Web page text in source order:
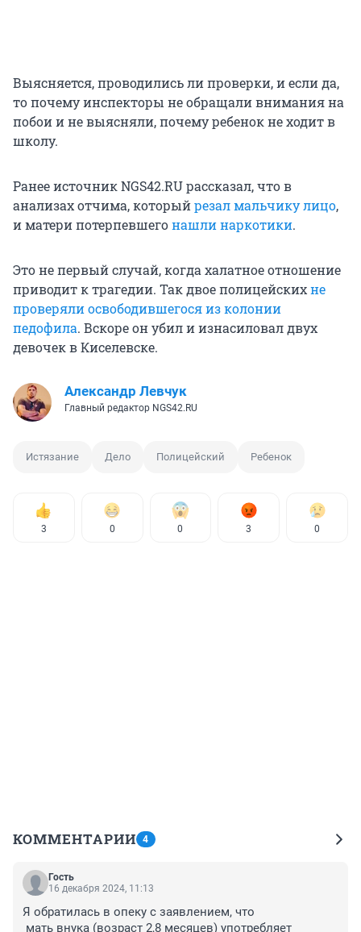
Выясняется, проводились ли проверки, и если да,
то почему инспекторы не обращали внимания на
побои и не выясняли, почему ребенок не ходит в
школу.
Ранее источник NGS42.RU рассказал, что в
анализах отчима, которыйрезал мальчику лицо,
и матери потерпевшегонашли наркотики.
Это не первый случай, когда халатное отношение
приводит к трагедии. Так двое полицейскихне
проверяли освободившегося из колонии
педофила. Вскоре он убил и изнасиловал двух
девочек в Киселевске.
Александр Левчук
Главный редактор NGS42.RU
Истязание Дело Полицейский Ребенок
3 0 0 3 0
КОММЕНТАРИИ 4
Гость
16 декабря 2024, 11:13
Я обратилась в опеку с заявлением, что
мать внука (возраст 2,8 месяцев) употребляет